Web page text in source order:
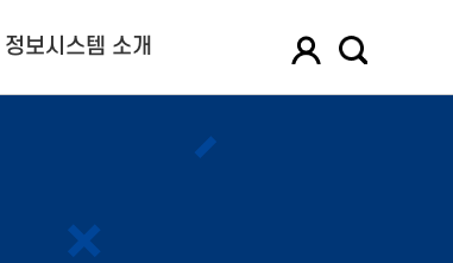
정보시스템 소개